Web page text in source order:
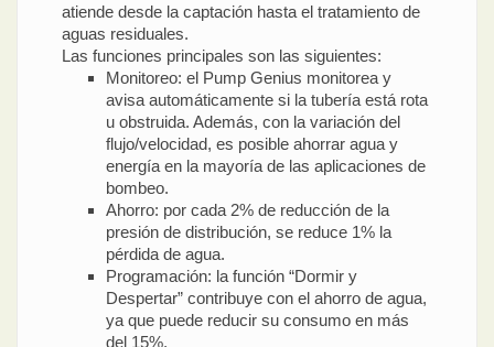
atiende desde la captación hasta el tratamiento de
aguas residuales.
Las funciones principales son las siguientes:
Monitoreo: el Pump Genius monitorea y
avisa automáticamente si la tubería está rota
u obstruida. Además, con la variación del
flujo/velocidad, es posible ahorrar agua y
energía en la mayoría de las aplicaciones de
bombeo.
Ahorro: por cada 2% de reducción de la
presión de distribución, se reduce 1% la
pérdida de agua.
Programación: la función “Dormir y
Despertar” contribuye con el ahorro de agua,
ya que puede reducir su consumo en más
del 15%.